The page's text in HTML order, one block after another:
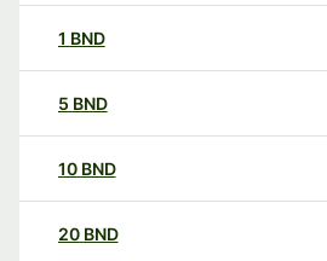
1 BND
5 BND
10 BND
20 BND